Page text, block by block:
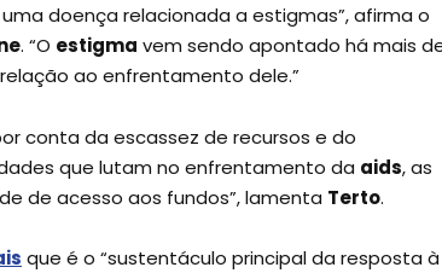
uma doença relacionada a estigmas”, afirma o
. “O estigma vem sendo apontado há mais
ao enfrentamento dele.”
conta da escassez de recursos e do
que lutam no enfrentamento da aids, as
de acesso aos fundos”, lamenta Terto.
que é o “sustentáculo principal da resposta à